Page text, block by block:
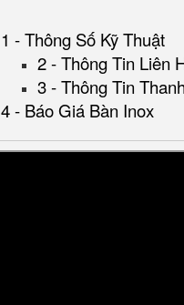
1 - Thông Số Kỹ Thuật
2 - Thông Tin Liên
3 - Thông Tin
4 - Báo Giá Bàn Inox